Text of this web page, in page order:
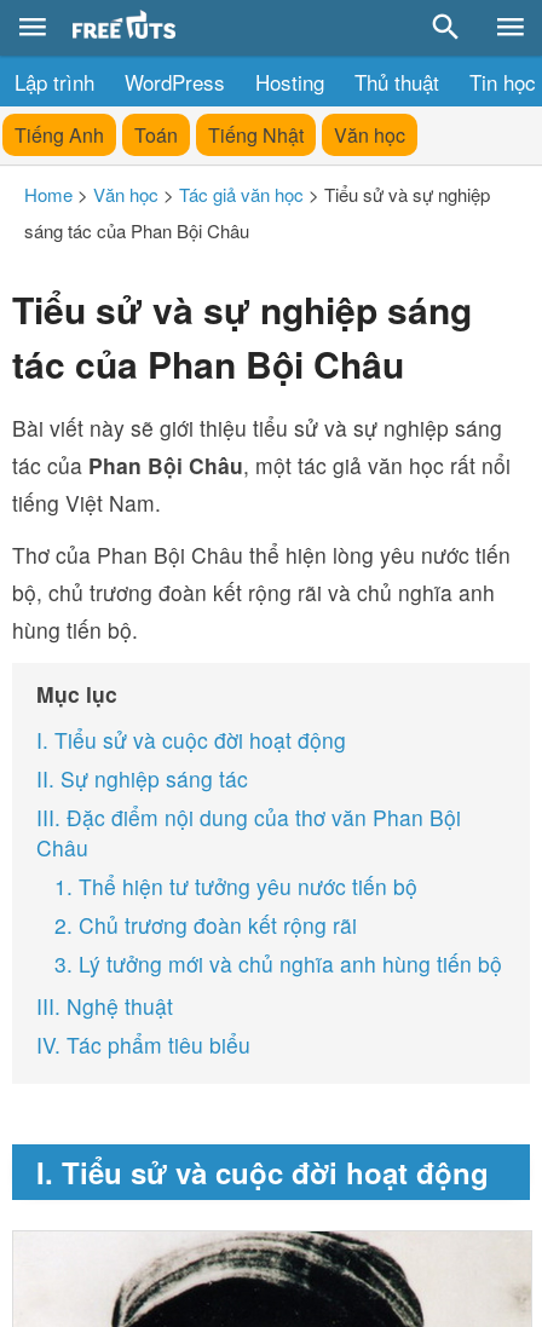
Lập trình WordPress Hosting Thủ thuật Tin học
Tiếng Anh Toán Tiếng Nhật Văn học
Home > Văn học > Tác giả văn học > Tiểu sử và sự nghiệp
sáng tác của Phan Bội Châu
Tiểu sử và sự nghiệp sáng
tác của Phan Bội Châu
Bài viết này sẽ giới thiệu tiểu sử và sự nghiệp sáng
tác của Phan Bội Châu, một tác giả văn học rất nổi
tiếng Việt Nam.
Thơ của Phan Bội Châu thể hiện lòng yêu nước tiến
bộ, chủ trương đoàn kết rộng rãi và chủ nghĩa anh
hùng tiến bộ.
Mục lục
I. Tiểu sử và cuộc đời hoạt động
II. Sự nghiệp sáng tác
III. Đặc điểm nội dung của thơ văn Phan Bội
Châu
1. Thể hiện tư tưởng yêu nước tiến bộ
2. Chủ trương đoàn kết rộng rãi
3. Lý tưởng mới và chủ nghĩa anh hùng tiến bộ
III. Nghệ thuật
IV. Tác phẩm tiêu biểu
I. Tiểu sử và cuộc đời hoạt động